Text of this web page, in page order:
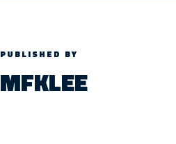
PUBLISHED BY
MFKLEE